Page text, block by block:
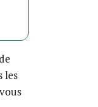
les